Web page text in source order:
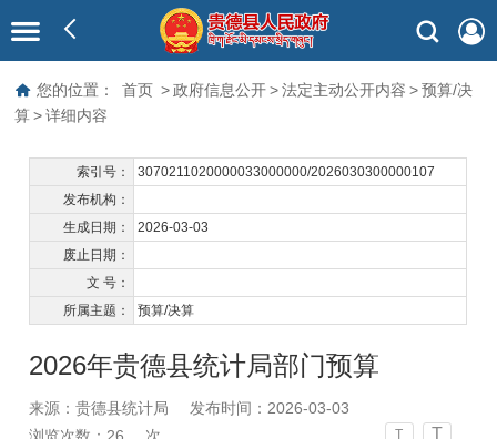
您的位置： 首页 > 政府信息公开 > 法定主动公开内容 > 预算/决
算 > 详细内容
索引号：
3070211020000033000000/2026030300000107
发布机构：
生成日期：
2026-03-03
废止日期：
文 号：
所属主题：
预算/决算
2026年贵德县统计局部门预算
来源：贵德县统计局
发布时间：2026-03-03
浏览次数： 26 次 T T